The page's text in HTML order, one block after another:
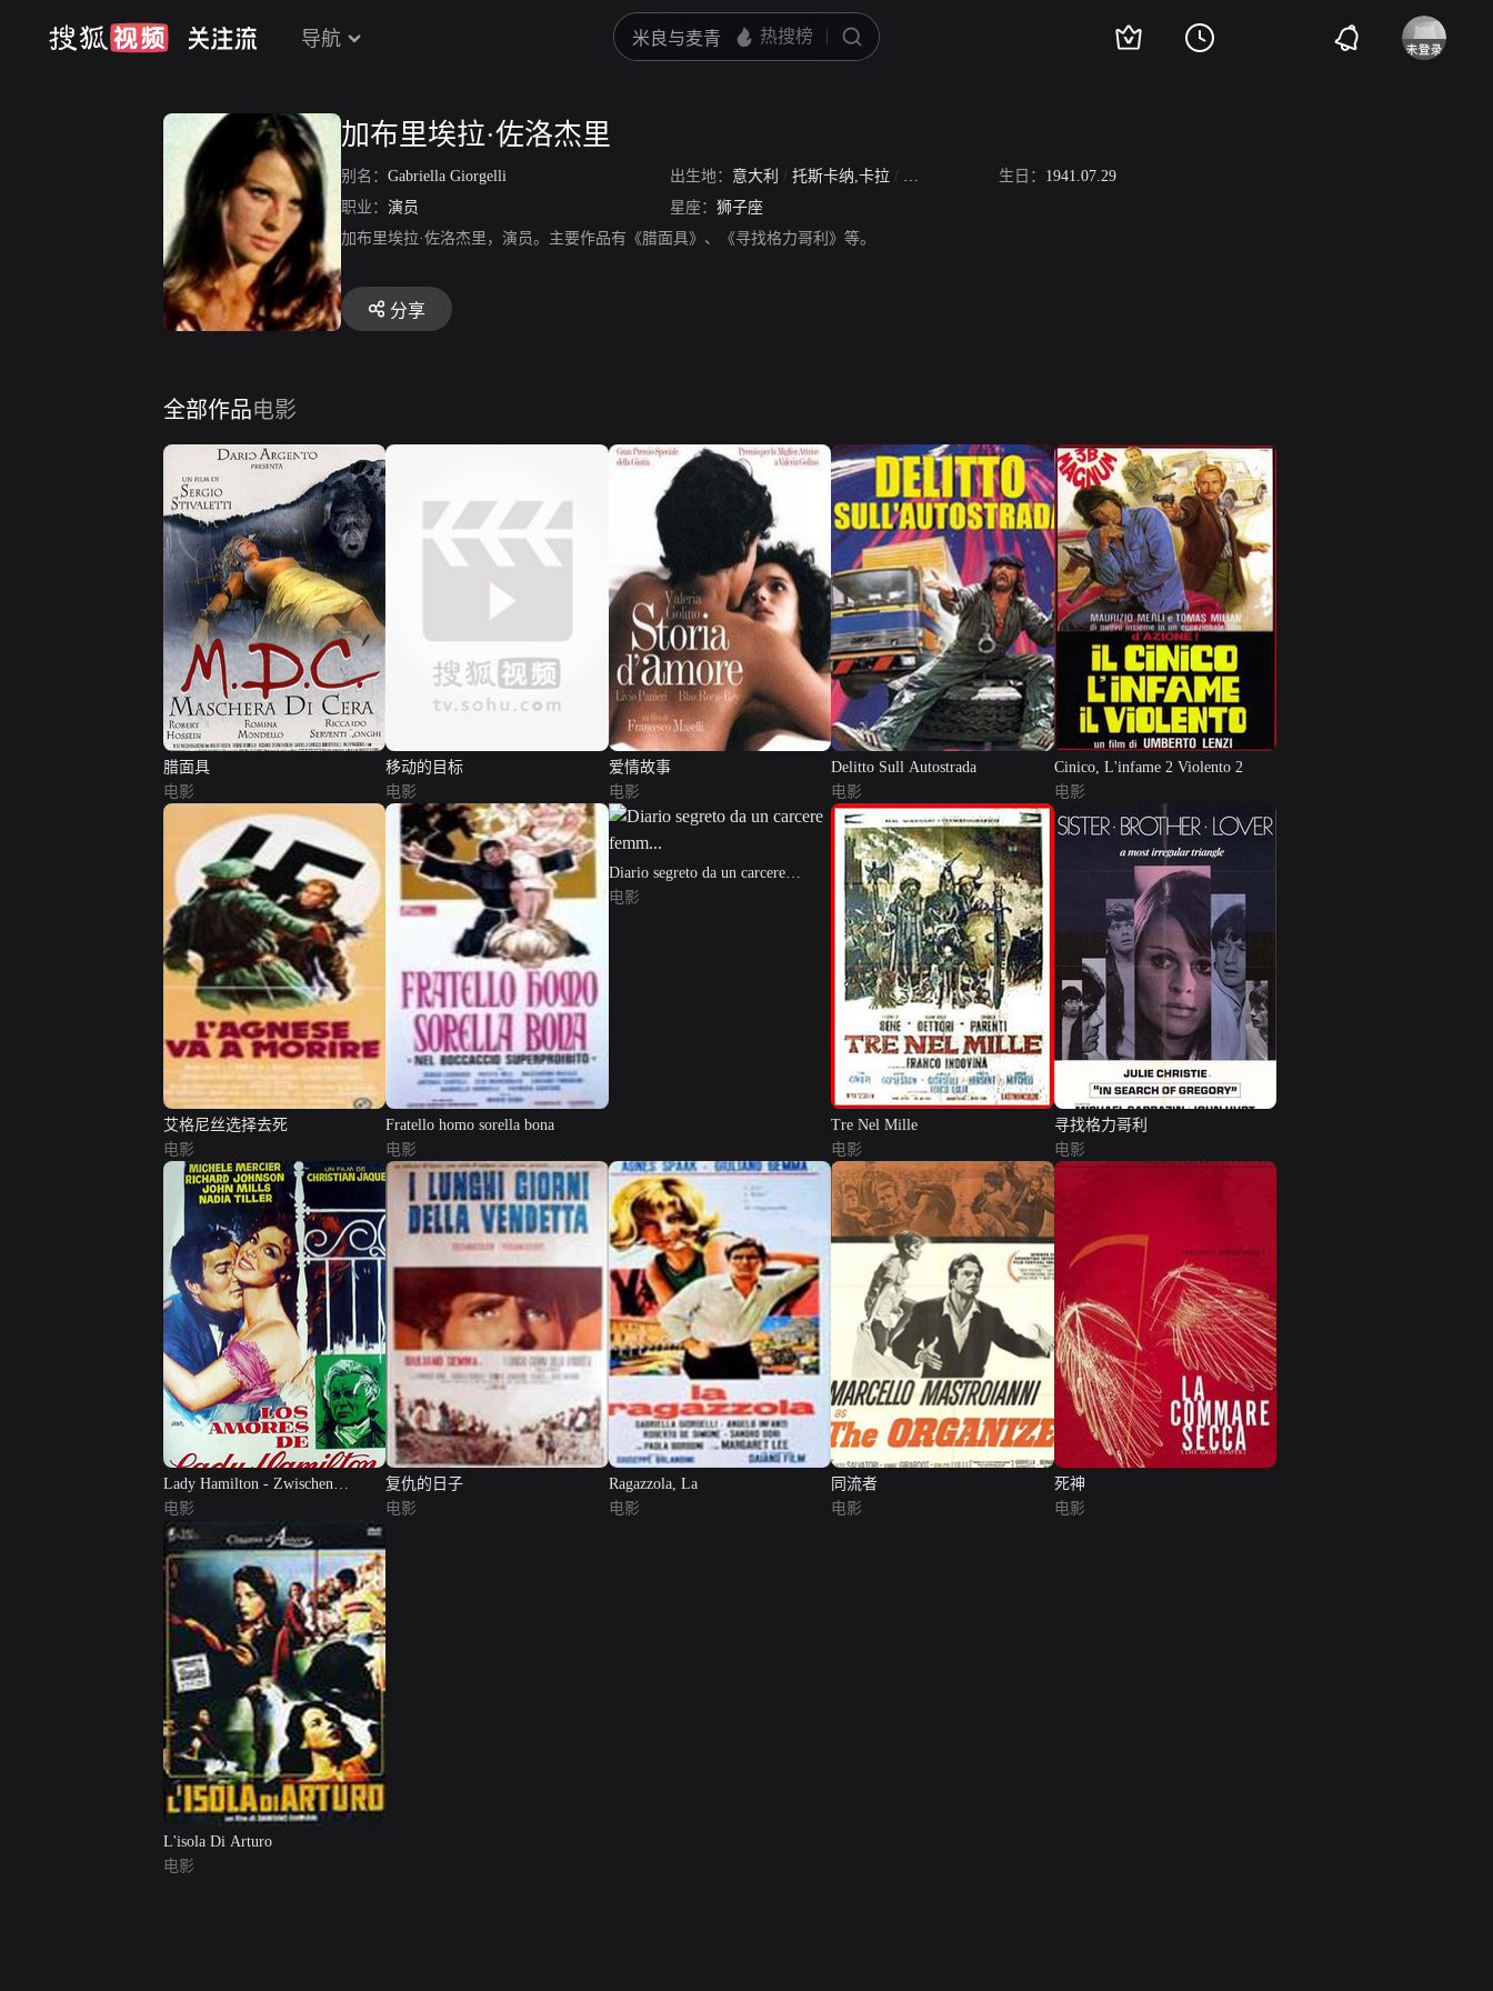
导航
加布里埃拉·佐洛杰里
别名： Gabriella Giorgelli 出生地： 意大利 / 托斯卡纳,卡拉 / 马萨 生日： 1941.07.29
职业： 演员 星座： 狮子座
加布里埃拉·佐洛杰里，演员。主要作品有《腊面具》、《寻找格力哥利》等。
分享
全部作品电影
腊面具
电影
移动的目标
电影
爱情故事
电影
Delitto Sull Autostrada
电影
Cinico, L'infame 2 Violento 2
电影
艾格尼丝选择去死
电影
Fratello homo sorella bona
电影
Diario segreto da un carcere
femm...
电影
Tre Nel Mille
电影
寻找格力哥利
电影
Lady Hamilton - Zwischen
Schmach und Liebe
电影
复仇的日子
电影
Ragazzola, La
电影
同流者
电影
死神
电影
L'isola Di Arturo
电影